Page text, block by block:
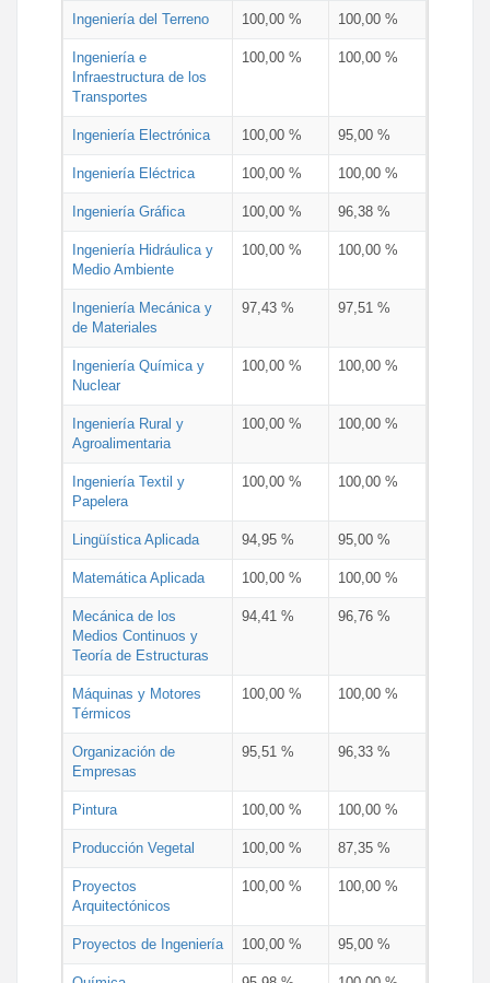
Ingeniería del Terreno 100,00 % 100,00 %
Ingeniería e
Infraestructura de los
Transportes
100,00 % 100,00 %
Ingeniería Electrónica 100,00 % 95,00 %
Ingeniería Eléctrica 100,00 % 100,00 %
Ingeniería Gráfica 100,00 % 96,38 %
Ingeniería Hidráulica y
Medio Ambiente
100,00 % 100,00 %
Ingeniería Mecánica y
de Materiales
97,43 % 97,51 %
Ingeniería Química y
Nuclear
100,00 % 100,00 %
Ingeniería Rural y
Agroalimentaria
100,00 % 100,00 %
Ingeniería Textil y
Papelera
100,00 % 100,00 %
Lingüística Aplicada 94,95 % 95,00 %
Matemática Aplicada 100,00 % 100,00 %
Mecánica de los
Medios Continuos y
Teoría de Estructuras
94,41 % 96,76 %
Máquinas y Motores
Térmicos
100,00 % 100,00 %
Organización de
Empresas
95,51 % 96,33 %
Pintura 100,00 % 100,00 %
Producción Vegetal 100,00 % 87,35 %
Proyectos
Arquitectónicos
100,00 % 100,00 %
Proyectos de Ingeniería 100,00 % 95,00 %